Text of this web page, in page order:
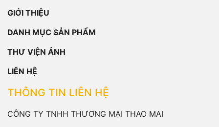
GIỚI THIỆU
DANH MỤC SẢN PHẨM
THƯ VIỆN ẢNH
LIÊN HỆ
THÔNG TIN LIÊN HỆ
CÔNG TY TNHH THƯƠNG MẠI THAO MAI